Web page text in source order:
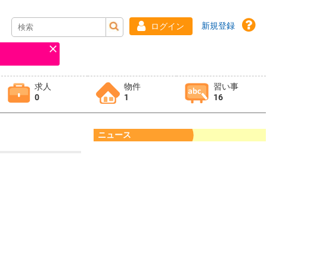
ログイン 新規登録
求人
0
物件
1
習い事
16
ニュース